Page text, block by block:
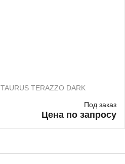
TAURUS TERAZZO DARK
Под заказ
Цена по запросу